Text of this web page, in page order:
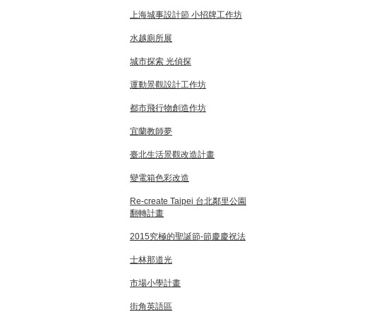
上海城事設計節 小招牌工作坊
水越廁所展
城市探索 光偵探
運動景觀設計工作坊
都市飛行物創造作坊
宜蘭教師夢
臺北生活景觀改造計畫
變電箱色彩改造
Re-create Taipei 台北鄰里公園
翻轉計畫
2015究極的聖誕節-節慶慶祝法
士林那道光
市場小學計畫
街角英語區